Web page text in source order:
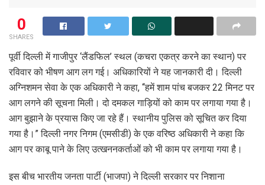
0
SHARES
पूर्वी दिल्ली में गाजीपुर ‘लैंडफिल’ स्थल (कचरा एकत्र करने का स्थान) पर
रविवार को भीषण आग लग गई। अधिकारियों ने यह जानकारी दी। दिल्ली
अग्निशमन सेवा के एक अधिकारी ने कहा, ‘‘हमें शाम पांच बजकर 22 मिनट पर
आग लगने की सूचना मिली। दो दमकल गाड़ियों को काम पर लगाया गया है।
आग बुझाने के प्रयास किए जा रहे हैं। स्थानीय पुलिस को सूचित कर दिया
गया है।” दिल्ली नगर निगम (एमसीडी) के एक वरिष्ठ अधिकारी ने कहा कि
आग पर काबू पाने के लिए उत्खननकर्ताओं को भी काम पर लगाया गया है।
इस बीच भारतीय जनता पार्टी (भाजपा) ने दिल्ली सरकार पर निशाना